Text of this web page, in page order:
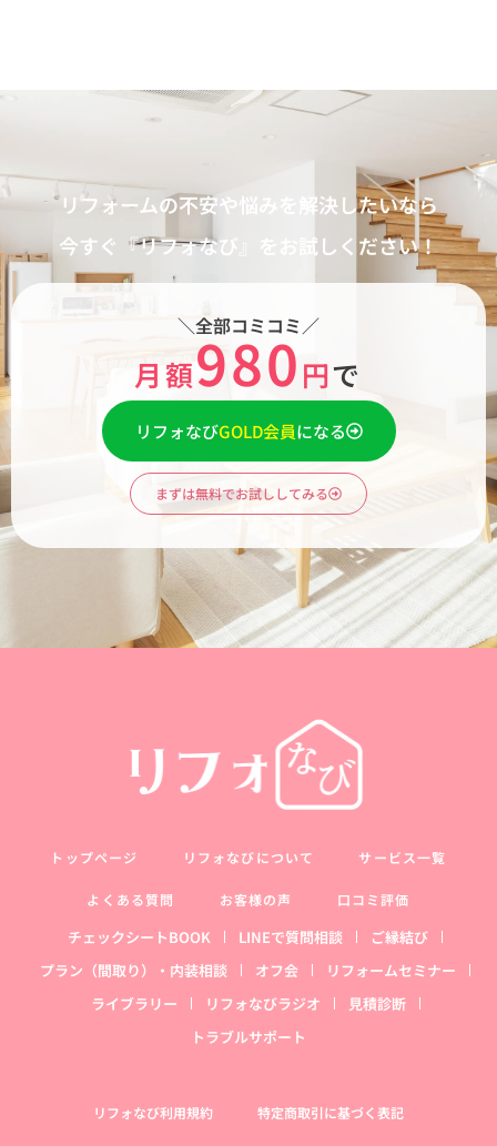
リフォームの不安や悩みを解決したいなら
今すぐ『リフォなび』をお試しください！
＼全部コミコミ／
月額980円で
リフォなびGOLD会員になる
まずは無料でお試ししてみる
トップページ リフォなびについて サービス一覧
よくある質問 お客様の声 口コミ評価
チェックシートBOOK LINEで質問相談
ご縁結び
プラン（間取り）・内装相談
オフ会
リフォームセミナー
ライブラリー
リフォなびラジオ
見積診断
トラブルサポート
リフォなび利用規約 特定商取引に基づく表記